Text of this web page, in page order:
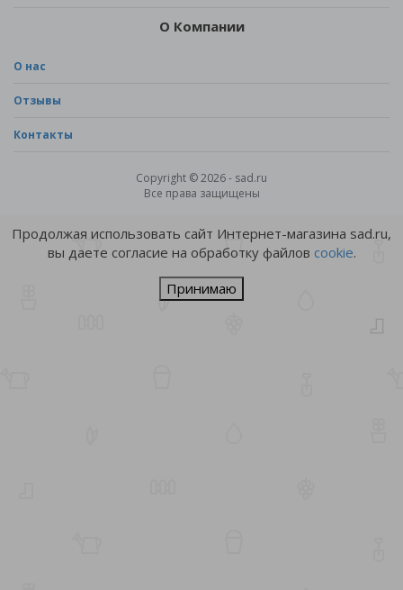
О Компании
О нас
Отзывы
Контакты
Copyright © 2026 - sad.ru
Все права защищены
Продолжая использовать сайт Интернет-магазина sad.ru,
вы даете согласие на обработку файлов cookie.
Принимаю